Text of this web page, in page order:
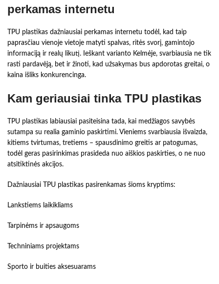
perkamas internetu
TPU plastikas dažniausiai perkamas internetu todėl, kad taip
paprasčiau vienoje vietoje matyti spalvas, ritės svorį, gamintojo
informaciją ir realų likutį. Ieškant varianto Kelmėje, svarbiausia ne tik
rasti pardavėją, bet ir žinoti, kad užsakymas bus apdorotas greitai, o
kaina išliks konkurencinga.
Kam geriausiai tinka TPU plastikas
TPU plastikas labiausiai pasiteisina tada, kai medžiagos savybės
sutampa su realia gaminio paskirtimi. Vieniems svarbiausia išvaizda,
kitiems tvirtumas, tretiems – spausdinimo greitis ar patogumas,
todėl geras pasirinkimas prasideda nuo aiškios paskirties, o ne nuo
atsitiktinės akcijos.
Dažniausiai TPU plastikas pasirenkamas šioms kryptims:
Lankstiems laikikliams
Tarpinėms ir apsaugoms
Techniniams projektams
Sporto ir buities aksesuarams